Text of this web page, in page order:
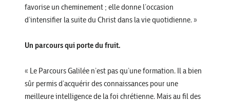
favorise un cheminement ; elle donne l’occasion
d’intensifier la suite du Christ dans la vie quotidienne. »
Un parcours qui porte du fruit.
« Le Parcours Galilée n’est pas qu’une formation. Il a bien
sûr permis d’acquérir des connaissances pour une
meilleure intelligence de la foi chrétienne. Mais au fil des